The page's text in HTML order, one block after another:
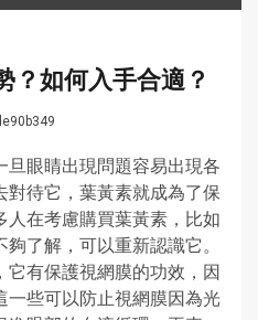
？如何入手合適？
旦眼睛出現問題容易出現各
待它，葉黃素就成為了保
在考慮購買葉黃素，比如
了解，可以重新認識它。
有保護視網膜的功效，因
一些可以防止視網膜因為光